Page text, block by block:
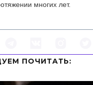
многих лет.
ПOЧИТАТЬ: